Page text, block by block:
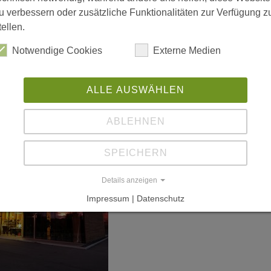
verbessern oder zusätzliche Funktionalitäten zur Verfügung
Notwendige Cookies Externe Medien
ALLE AUSWÄHLEN
ABLEHNEN
SPEICHERN
Details anzeigen
Impressum | Datenschutz